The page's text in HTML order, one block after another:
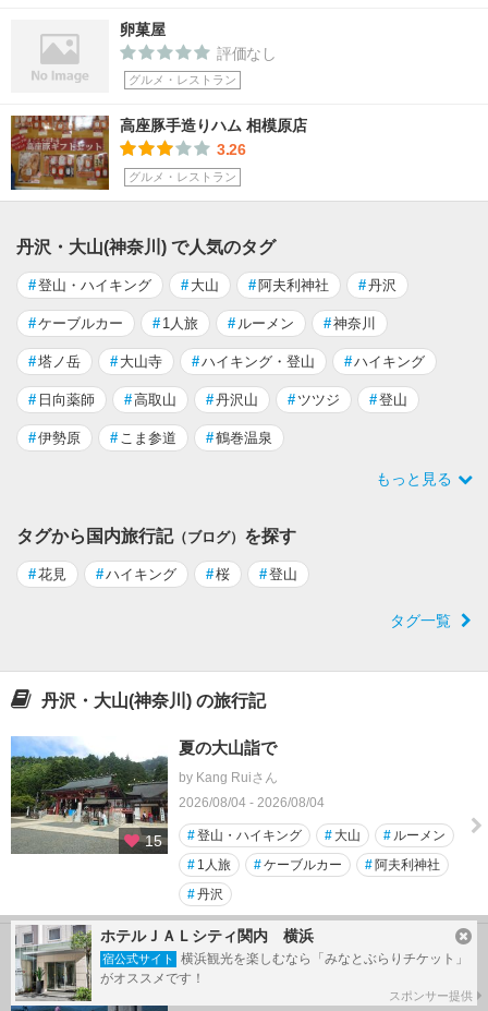
卵菓屋
評価なし
グルメ・レストラン
高座豚手造りハム 相模原店
3.26
グルメ・レストラン
丹沢・大山(神奈川) で人気のタグ
#登山・ハイキング # 大山 # 阿夫利神社 #丹沢
#ケーブルカー # 1人旅 # ルーメン #神奈川
#塔ノ岳 # 大山寺 #ハイキング・登山 #ハイキング
# 日向薬師 #高取山 #丹沢山 # ツツジ #登山
#伊勢原 # こま参道 #鶴巻温泉
もっと見る
タグから国内旅行記（ブログ） を探す
#花見 #ハイキング #桜 #登山
タグ一覧
丹沢・大山(神奈川) の旅行記
15
夏の大山詣で
by Kang Ruiさん
2026/08/04 - 2026/08/04
#登山・ハイキング # 大山 # ルーメン
# 1人旅 #ケーブルカー # 阿夫利神社
#丹沢
丹沢三ノ塔を歩く
by やすちんさん
ホテルＪＡＬシティ関内 横浜
宿公式サイト
横浜観光を楽しむなら「みなとぶらりチケット」
がオススメです！
スポンサー提供